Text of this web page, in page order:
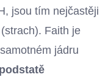
jsou tím nejčastěji
Faith je
jádru